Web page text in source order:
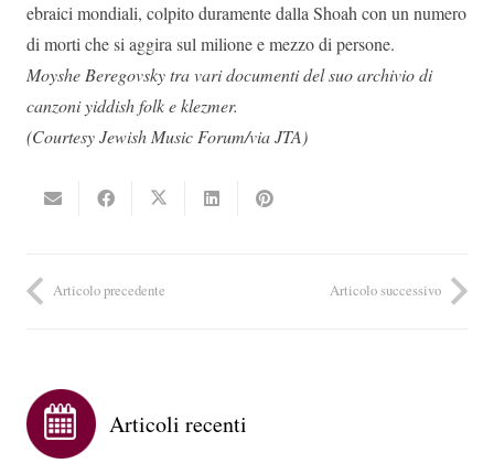
ebraici mondiali, colpito duramente dalla Shoah con un numero
di morti che si aggira sul milione e mezzo di persone.
Moyshe Beregovsky tra vari documenti del suo archivio di
canzoni yiddish folk e klezmer.
(Courtesy Jewish Music Forum/via JTA)
Articolo precedente Articolo successivo
Articoli recenti